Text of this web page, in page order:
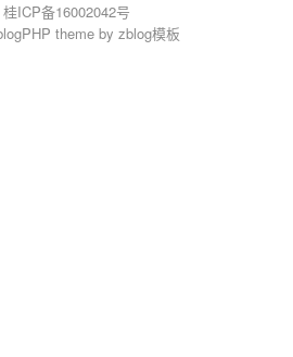
桂ICP备16002042号
theme by zblog模板